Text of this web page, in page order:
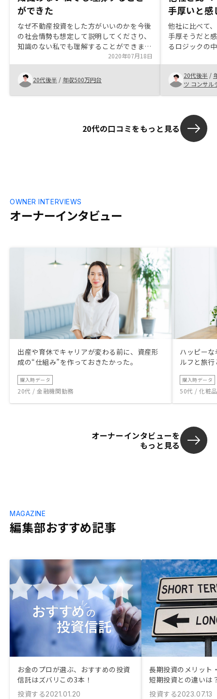
ができた
なぜ不動産投資をした方がいいのかを今後
の社会情勢も想定して説明してくださり、
知識のない私でも理解することができまし
た。 また常にこちらの不安点を聞いてく
ださったこと、会社として大きく成長中と
いうことからも安心して任せようと思いま
した。
2020年07月18日
20代後半 / 年収500万円台
手厚いと感
他社に比べて
手厚そうだと
るロジックの
20代後半 /
ツ コンサル
20代の口コミをもっと見る
オーナーインタビュー
OWNER INTERVIEWS
出産や育休でキャリアが変わる前に、資産形
成の“仕組み”を作っておきたかった。
購入時データ
20代 / 金融機関勤務
ハッピー
ルフと旅
購入時データ
50代 / 化粧
オーナーインタビューを
もっと見る
編集部おすすめ記事
MAGAZINE
お金のプロが選ぶ、おすすめの投資
信託はズバリこの3本！
投資する2021.01.20
長期投資のメリット
短期投資との違いは
投資する2023.07.13